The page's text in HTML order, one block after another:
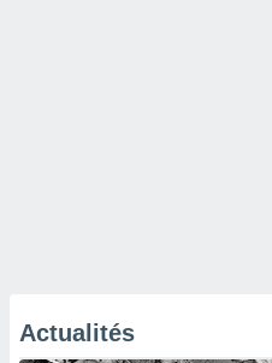
Actualités